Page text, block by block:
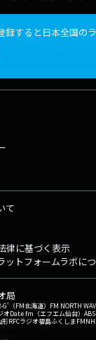
録すると日本全国の
て
律に基づく表示
ットフォームラボに
局
G'（FM北海道） FM NORTH
オDate fm（エフエム仙台）
RFCラジオ福島ふくしまFM